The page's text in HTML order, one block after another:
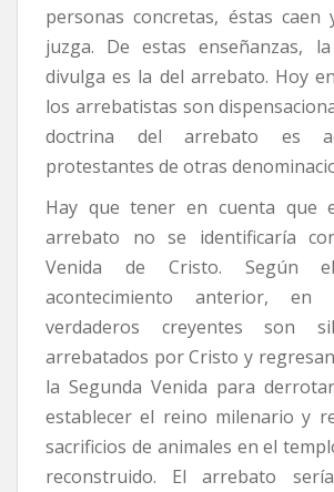
personas concretas, éstas caen
juzga. De estas enseñanzas,
divulga es la del arrebato. Hoy
los arrebatistas son
doctrina del arrebato es
protestantes de otras
Hay que tener en cuenta que
arrebato no se identificaría
Venida de Cristo. Según
acontecimiento anterior,
verdaderos creyentes son
arrebatados por Cristo y
la Segunda Venida para
establecer el reino milenario y
sacrificios de animales en el
reconstruido. El arrebato